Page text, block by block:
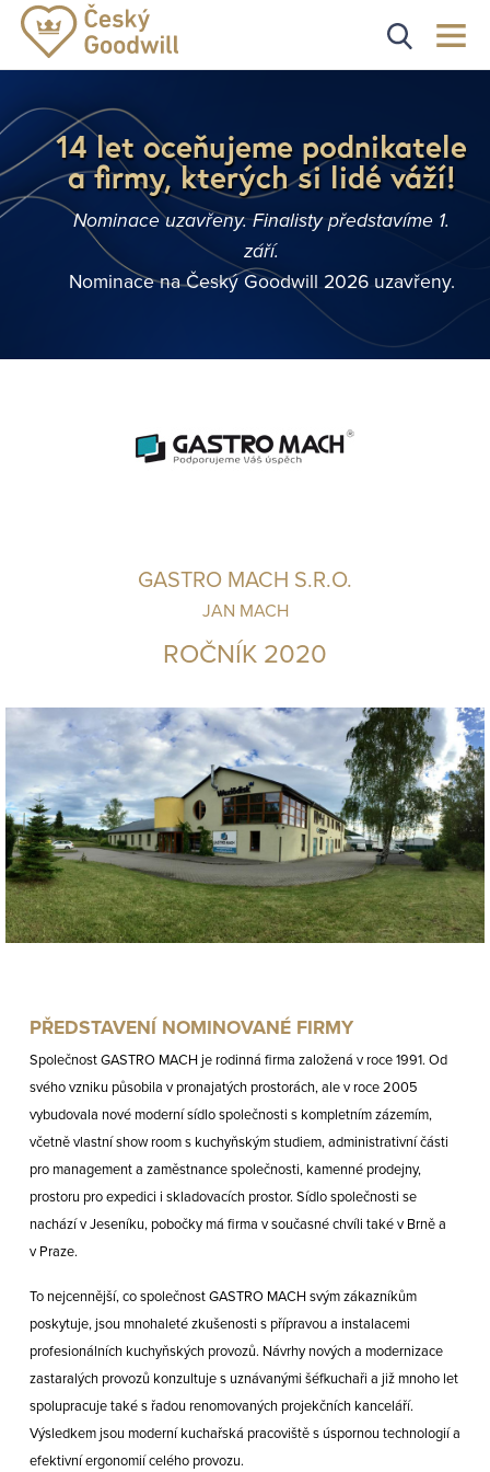
14 let oceňujeme podnikatele
a firmy, kterých si lidé váží!
Nominace uzavřeny. Finalisty představíme 1.
září.
Nominace na Český Goodwill 2026 uzavřeny.
GASTRO MACH S.R.O.
JAN MACH
ROČNÍK 2020
PŘEDSTAVENÍ NOMINOVANÉ FIRMY
Společnost GASTRO MACH je rodinná firma založená v roce 1991. Od
svého vzniku působila v pronajatých prostorách, ale v roce 2005
vybudovala nové moderní sídlo společnosti s kompletním zázemím,
včetně vlastní show room s kuchyňským studiem, administrativní části
pro management a zaměstnance společnosti, kamenné prodejny,
prostoru pro expedici i skladovacích prostor. Sídlo společnosti se
nachází v Jeseníku, pobočky má firma v současné chvíli také v Brně a
v Praze.
To nejcennější, co společnost GASTRO MACH svým zákazníkům
poskytuje, jsou mnohaleté zkušenosti s přípravou a instalacemi
profesionálních kuchyňských provozů. Návrhy nových a modernizace
zastaralých provozů konzultuje s uznávanými šéfkuchaři a již mnoho let
spolupracuje také s řadou renomovaných projekčních kanceláří.
Výsledkem jsou moderní kuchařská pracoviště s úspornou technologií a
efektivní ergonomií celého provozu.